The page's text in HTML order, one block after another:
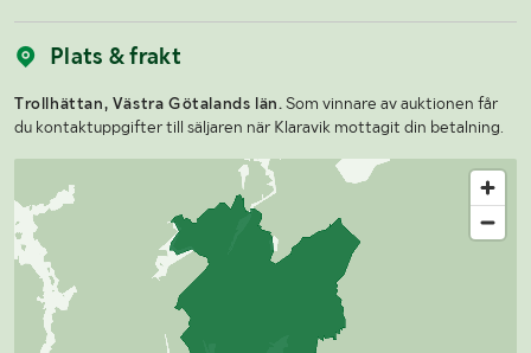
Plats & frakt
Trollhättan, Västra Götalands län. Som vinnare av auktionen får
du kontaktuppgifter till säljaren när Klaravik mottagit din betalning.